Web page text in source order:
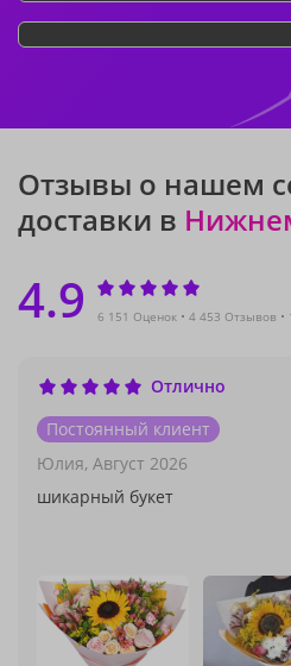
Отзывы о нашем
доставки в
4.9 6 151 Оценок 4 453 Отзывов
Отлично
Постоянный клиент
Юлия, Август 2026
шикарный букет